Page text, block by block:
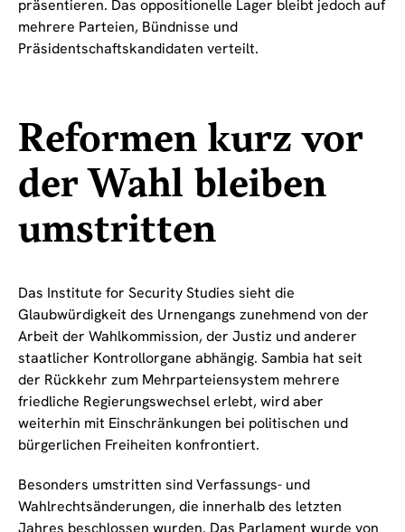
präsentieren. Das oppositionelle Lager bleibt jedoch auf
mehrere Parteien, Bündnisse und
Präsidentschaftskandidaten verteilt.
Reformen kurz vor
der Wahl bleiben
umstritten
Das Institute for Security Studies sieht die
Glaubwürdigkeit des Urnengangs zunehmend von der
Arbeit der Wahlkommission, der Justiz und anderer
staatlicher Kontrollorgane abhängig. Sambia hat seit
der Rückkehr zum Mehrparteiensystem mehrere
friedliche Regierungswechsel erlebt, wird aber
weiterhin mit Einschränkungen bei politischen und
bürgerlichen Freiheiten konfrontiert.
Besonders umstritten sind Verfassungs- und
Wahlrechtsänderungen, die innerhalb des letzten